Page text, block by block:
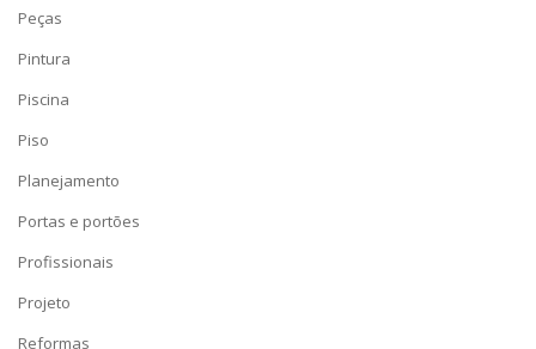
Peças
Pintura
Piscina
Piso
Planejamento
Portas e portões
Profissionais
Projeto
Reformas